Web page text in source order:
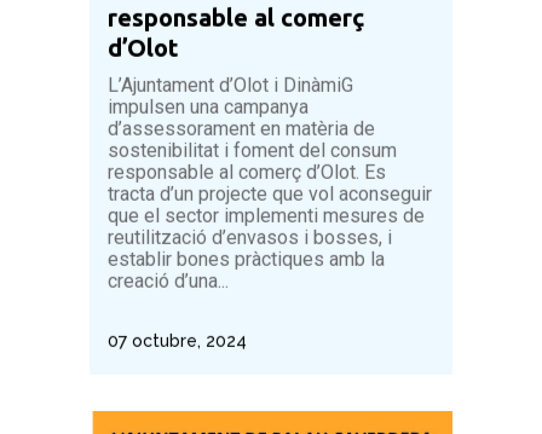
responsable al comerç
d’Olot
L’Ajuntament d’Olot i DinàmiG
impulsen una campanya
d’assessorament en matèria de
sostenibilitat i foment del consum
responsable al comerç d’Olot. Es
tracta d’un projecte que vol aconseguir
que el sector implementi mesures de
reutilització d’envasos i bosses, i
establir bones pràctiques amb la
creació d’una...
07 octubre, 2024